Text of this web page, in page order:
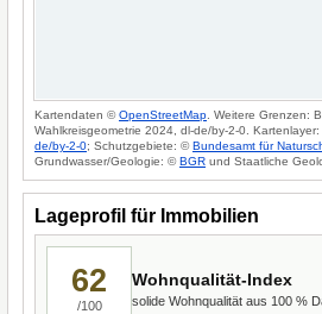
Kartendaten ©OpenStreetMap . Weitere Grenzen:
Wahlkreisgeometrie 2024, dl-de/by-2-0.
de/by-2-0; Schutzgebiete: ©Bundesamt für
Grundwasser/Geologie: ©BGR und Staatliche
Lageprofil für Immobilien
62
/100
Wohnqualität-Index
solide Wohnqualität aus 100 %